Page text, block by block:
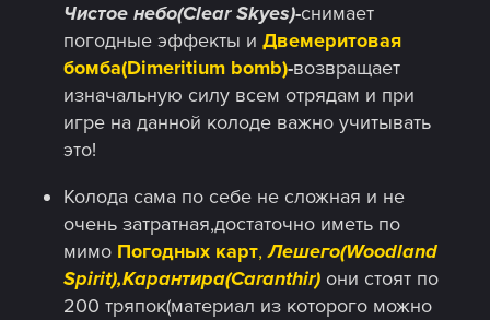
Чистое небо(Clear Skyes)-снимает
погодные эффекты и Двемеритовая
бомба(Dimeritium bomb)-возвращает
изначальную силу всем отрядам и при
игре на данной колоде важно учитывать
это!
Колода сама по себе не сложная и не
очень затратная,достаточно иметь по
мимо Погодных карт,Лешего(Woodland
Spirit),Карантира(Caranthir) они стоят по
200 тряпок(материал из которого можно